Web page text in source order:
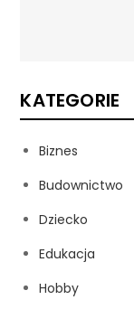
KATEGORIE
Biznes
Budownictwo
Dziecko
Edukacja
Hobby